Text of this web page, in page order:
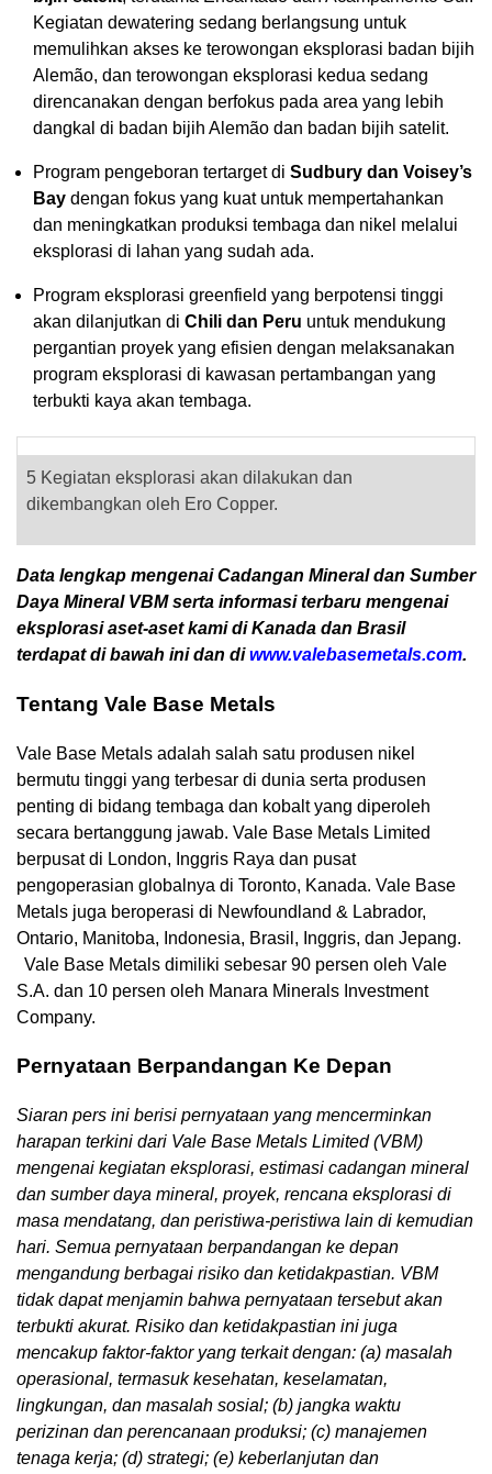
Kegiatan dewatering sedang berlangsung untuk
memulihkan akses ke terowongan eksplorasi badan bijih
Alemão, dan terowongan eksplorasi kedua sedang
direncanakan dengan berfokus pada area yang lebih
dangkal di badan bijih Alemão dan badan bijih satelit.
Program pengeboran tertarget di Sudbury dan Voisey’s
Bay dengan fokus yang kuat untuk mempertahankan
dan meningkatkan produksi tembaga dan nikel melalui
eksplorasi di lahan yang sudah ada.
Program eksplorasi greenfield yang berpotensi tinggi
akan dilanjutkan di Chili dan Peru untuk mendukung
pergantian proyek yang efisien dengan melaksanakan
program eksplorasi di kawasan pertambangan yang
terbukti kaya akan tembaga.
5 Kegiatan eksplorasi akan dilakukan dan
dikembangkan oleh Ero Copper.
Data lengkap mengenai Cadangan Mineral dan Sumber
Daya Mineral VBM serta informasi terbaru mengenai
eksplorasi aset-aset kami di Kanada dan Brasil
terdapat di bawah ini dan diwww.valebasemetals.com.
Tentang Vale Base Metals
Vale Base Metals adalah salah satu produsen nikel
bermutu tinggi yang terbesar di dunia serta produsen
penting di bidang tembaga dan kobalt yang diperoleh
secara bertanggung jawab. Vale Base Metals Limited
berpusat di London, Inggris Raya dan pusat
pengoperasian globalnya di Toronto, Kanada. Vale Base
Metals juga beroperasi di Newfoundland & Labrador,
Ontario, Manitoba, Indonesia, Brasil, Inggris, dan Jepang.
Vale Base Metals dimiliki sebesar 90 persen oleh Vale
S.A. dan 10 persen oleh Manara Minerals Investment
Company.
Pernyataan Berpandangan Ke Depan
Siaran pers ini berisi pernyataan yang mencerminkan
harapan terkini dari Vale Base Metals Limited (VBM)
mengenai kegiatan eksplorasi, estimasi cadangan mineral
dan sumber daya mineral, proyek, rencana eksplorasi di
masa mendatang, dan peristiwa-peristiwa lain di kemudian
hari. Semua pernyataan berpandangan ke depan
mengandung berbagai risiko dan ketidakpastian. VBM
tidak dapat menjamin bahwa pernyataan tersebut akan
terbukti akurat. Risiko dan ketidakpastian ini juga
mencakup faktor-faktor yang terkait dengan: (a) masalah
operasional, termasuk kesehatan, keselamatan,
lingkungan, dan masalah sosial; (b) jangka waktu
perizinan dan perencanaan produksi; (c) manajemen
tenaga kerja; (d) strategi; (e) keberlanjutan dan